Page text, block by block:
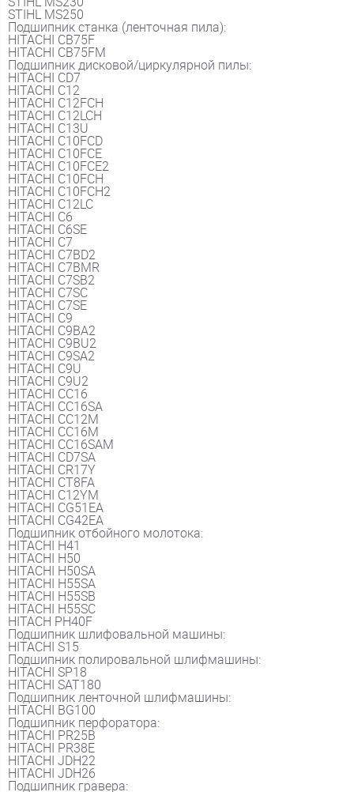
STIHL MS250
Подшипник станка (ленточная пила):
HITACHI CB75F
HITACHI CB75FM
Подшипник дисковой/циркулярной пилы:
HITACHI CD7
HITACHI C12
HITACHI C12FCH
HITACHI C12LCH
HITACHI C13U
HITACHI C10FCD
HITACHI C10FCE
HITACHI C10FCE2
HITACHI C10FCH
HITACHI C10FCH2
HITACHI C12LC
HITACHI C6
HITACHI C6SE
HITACHI C7
HITACHI C7BD2
HITACHI C7BMR
HITACHI C7SB2
HITACHI C7SC
HITACHI C7SE
HITACHI C9
HITACHI C9BA2
HITACHI C9BU2
HITACHI C9SA2
HITACHI C9U
HITACHI C9U2
HITACHI CC16
HITACHI CC16SA
HITACHI CC12M
HITACHI CC16M
HITACHI CC16SAM
HITACHI CD7SA
HITACHI CR17Y
HITACHI CT8FA
HITACHI C12YM
HITACHI CG51EA
HITACHI CG42EA
Подшипник отбойного молотока:
HITACHI H41
HITACHI H50
HITACHI H50SA
HITACHI H55SA
HITACHI H55SB
HITACHI H55SC
HITACH PH40F
Подшипник шлифовальной машины:
HITACHI S15
Подшипник полировальной шлифмашины:
HITACHI SP18
HITACHI SAT180
Подшипник ленточной шлифмашины:
HITACHI BG100
Подшипник перфоратора:
HITACHI PR25B
HITACHI PR38E
HITACHI JDH22
HITACHI JDH26
Подшипник гравера: